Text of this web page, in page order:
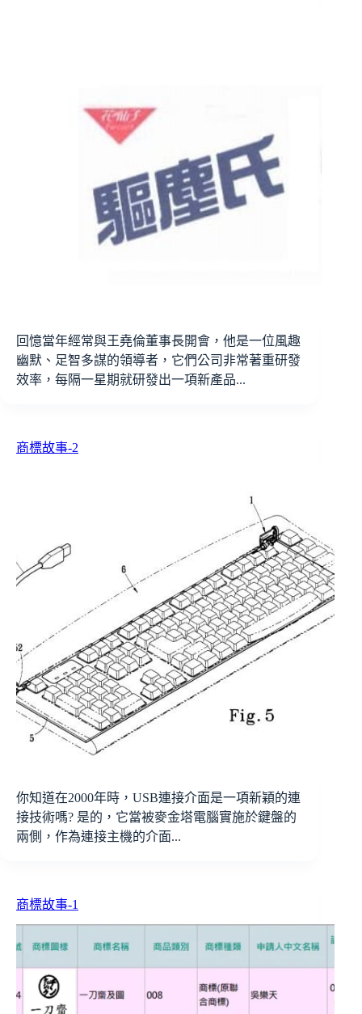
回憶當年經常與王堯倫董事長開會，他是一位風趣
幽默、足智多謀的領導者，它們公司非常著重研發
效率，每隔一星期就研發出一項新產品...
商標故事-2
你知道在2000年時，USB連接介面是一項新穎的連
接技術嗎? 是的，它當被麥金塔電腦實施於鍵盤的
兩側，作為連接主機的介面...
商標故事-1